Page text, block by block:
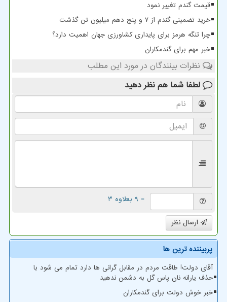
قیمت گندم تغییر نمود
خرید تضمینی گندم از ۷ و پنج دهم میلیون تن گذشت
چرا تنگه هرمز برای پایداری کشاورزی جهان اهمیت دارد؟
خبر مهم برای گندمکاران
نظرات بینندگان در مورد این مطلب
لطفا شما هم نظر دهید
= ۹ بعلاوه ۳
ارسال نظر
پربیننده ترین ها
آقای دولت! طاقت مردم در مقابل گرانی ها دارد تمام می شود با
حذف یارانه نان پاس گل به دشمن ندهید
خبر خوش دولت برای گندمکاران